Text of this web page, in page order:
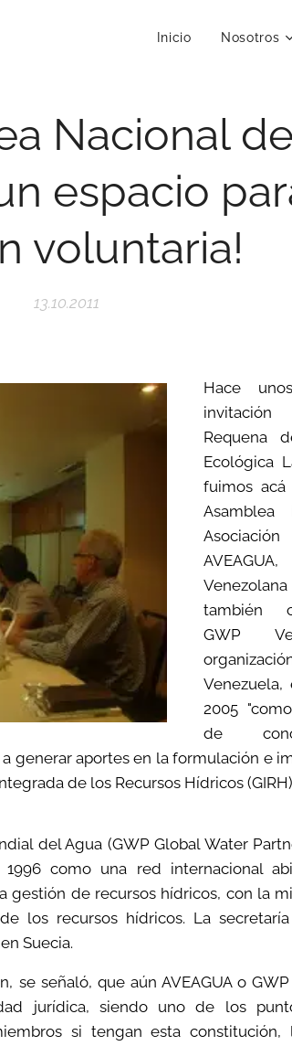
Inicio Nosotros
Nacional de
espacio
voluntaria!
13.10.2011
Hace
Requena
Ecológica
fuimos acá
también
GWP
2005
de
generar aportes en la formulación e
de los Recursos Hídricos
del Agua (GWP Global Water
como una red internacional
gestión de recursos hídricos, con la
los recursos hídricos. La
Suecia.
señaló, que aún AVEAGUA o
jurídica, siendo uno de los
si tengan esta